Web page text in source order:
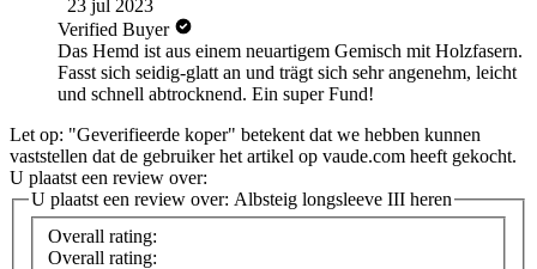
23 jul 2023
Verified Buyer
Das Hemd ist aus einem neuartigem Gemisch mit Holzfasern.
Fasst sich seidig-glatt an und trägt sich sehr angenehm, leicht
und schnell abtrocknend. Ein super Fund!
Let op: "Geverifieerde koper" betekent dat we hebben kunnen
vaststellen dat de gebruiker het artikel op vaude.com heeft gekocht.
U plaatst een review over:
U plaatst een review over: Albsteig longsleeve III heren
Overall rating:
Overall rating: